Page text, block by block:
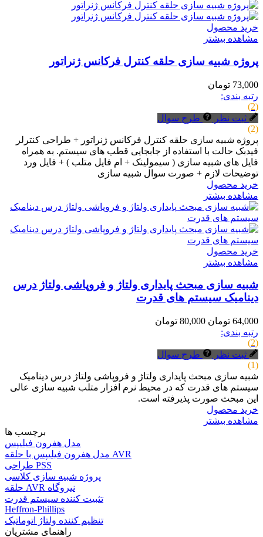
خرید محصول
مشاهده بیشتر
پروژه شبیه سازی حلقه کنترل فرکانس ژنراتور
73,000 تومان
رتبه بندی:
(2)
ثبت نظر
طرح سوال
(2)
پروژه شبیه سازی حلقه کنترل فرکانس ژنراتور + طراحی کنترلر
فیدبک حالت با استفاده از جابجایی قطب های سیستم. به همراه
فایل های شبیه سازی ( سیمولینک + ام فایل متلب ) + فایل ورد
توضیحات لازم + صورت سوال شبیه سازی
خرید محصول
مشاهده بیشتر
خرید محصول
مشاهده بیشتر
شبیه سازی مبحث پایداری ولتاژ و فروپاشی ولتاژ درس
دینامیک سیستم های قدرت
64,000 تومان
80,000 تومان
رتبه بندی:
(2)
ثبت نظر
طرح سوال
(1)
شبیه سازی مبحث پایداری ولتاژ و فروپاشی ولتاژ درس دینامیک
سیستم های قدرت که در محیط نرم افزار متلب شبیه سازی عالی
این مبحث صورت پذیرفته است.
خرید محصول
مشاهده بیشتر
برچسب ها
مدل هفرون فیلیپس
مدل هفرون فیلیپس با حلقه AVR
طراحی PSS
پروژه شبیه سازی کلاسی
حلقه AVR نیروگاه
تثبیت کننده سیستم قدرت
Heffron-Phillips
تنظیم کننده ولتاژ اتوماتیک
راهنمای مشتریان